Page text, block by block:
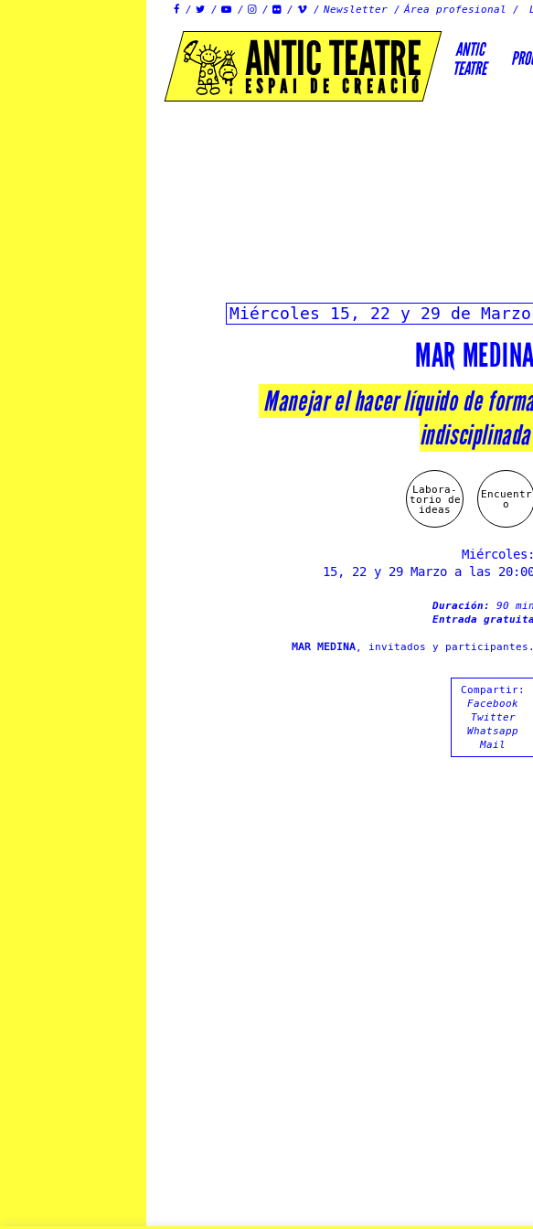
      Newsletter Área profesional
ANTIC TEATRE
ESPAI DE CREACIÓ
ANTIC
TEATRE
Miércoles 15, 22 y 29 de Marzo
MAR MEDINA
Manejar el hacer líquido de
indisciplinada
Encuentr
o
Labora-
torio de
ideas
Miércoles:
15, 22 y 29 Marzo a las
Duración: 90 min
Entrada gratuita
MAR MEDINA, invitados y participantes.
Compartir:
Facebook
Twitter
Whatsapp
Mail